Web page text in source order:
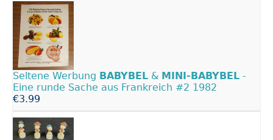
Seltene Werbung BABYBEL & MINI-BABYBEL -
Eine runde Sache aus Frankreich #2 1982
€3.99